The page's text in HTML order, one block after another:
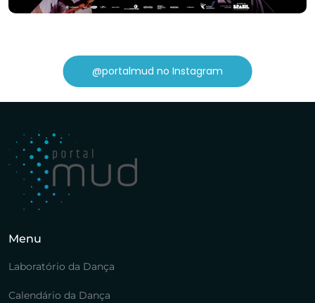
@portalmud no Instagram
Menu
Laboratório da Dança
Calendário da Dança